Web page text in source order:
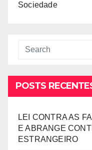
Sociedade
POSTS
LEI CONTRA AS
E ABRANGE
ESTRANGEIRO